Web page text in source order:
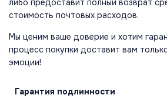
либо предоставит полный возврат
стоимость почтовых расходов.
Мы ценим ваше доверие и хотим
процесс покупки доставит вам
эмоции!
Гарантия подлинности